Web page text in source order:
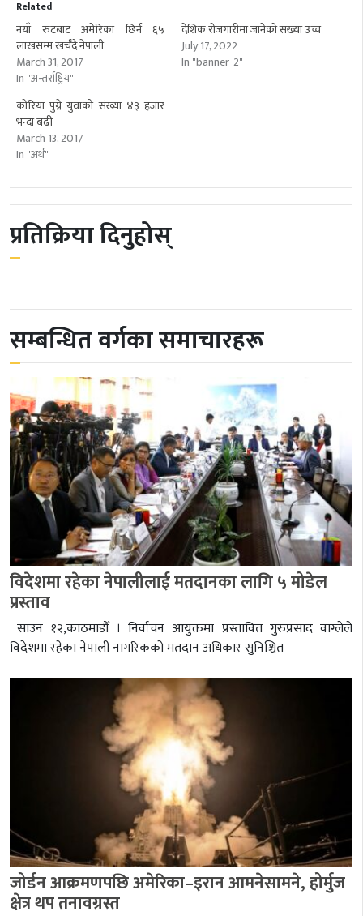
Related
नयाँ रुटबाट अमेरिका छिर्न ६५
लाखसम्म खर्चँदै नेपाली
March 31, 2017
In "अन्तर्राष्ट्रिय"
देशिक रोजगारीमा जानेको संख्या उच्च
July 17, 2022
In "banner-2"
कोरिया पुग्ने युवाको संख्या ४३ हजार
भन्दा बढी
March 13, 2017
In "अर्थ"
प्रतिक्रिया दिनुहोस्
सम्बन्धित वर्गका समाचारहरू
विदेशमा रहेका नेपालीलाई मतदानका लागि ५ मोडेल
प्रस्ताव
साउन १२,काठमाडौँ । निर्वाचन आयुक्तमा प्रस्तावित गुरुप्रसाद वाग्लेले
विदेशमा रहेका नेपाली नागरिकको मतदान अधिकार सुनिश्चित
जोर्डन आक्रमणपछि अमेरिका–इरान आमनेसामने, होर्मुज
क्षेत्र थप तनावग्रस्त